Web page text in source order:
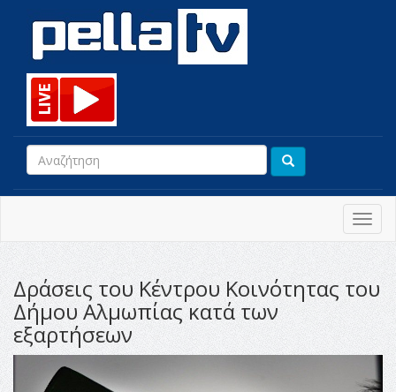
Δράσεις του Κέντρου Κοινότητας του
Δήμου Αλμωπίας κατά των
εξαρτήσεων